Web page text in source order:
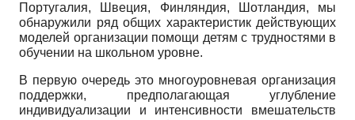
Португалия, Швеция, Финляндия, Шотландия, мы
обнаружили ряд общих характеристик действующих
моделей организации помощи детям с трудностями в
обучении на школьном уровне.
В первую очередь это многоуровневая организация
поддержки, предполагающая углубление
индивидуализации и интенсивности вмешательств